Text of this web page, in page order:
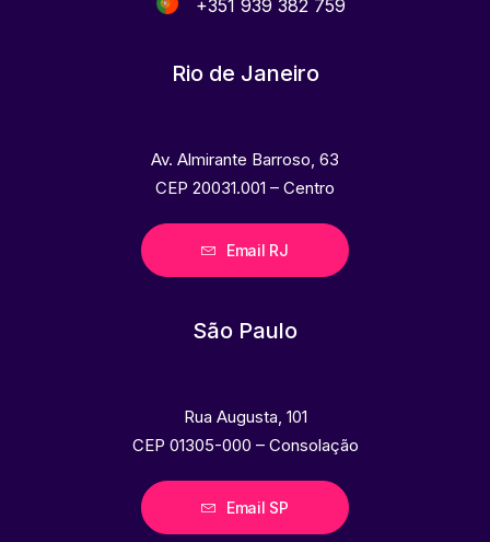
+351 939 382 759
Rio de Janeiro
Av. Almirante Barroso, 63
CEP 20031.001 – Centro
Email RJ
São Paulo
Rua Augusta, 101
CEP 01305-000 – Consolação
Email SP